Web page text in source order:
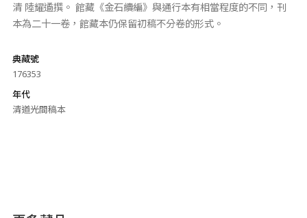
清 陸耀遹撰。 館藏《金石續編》與通行本有相當程度的不同，刊
本為二十一卷，館藏本仍保留初稿不分卷的形式。
典藏號
176353
年代
清道光間稿本